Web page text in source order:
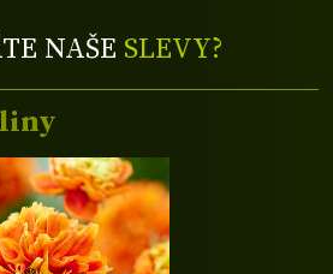
NAŠE SLEVY?